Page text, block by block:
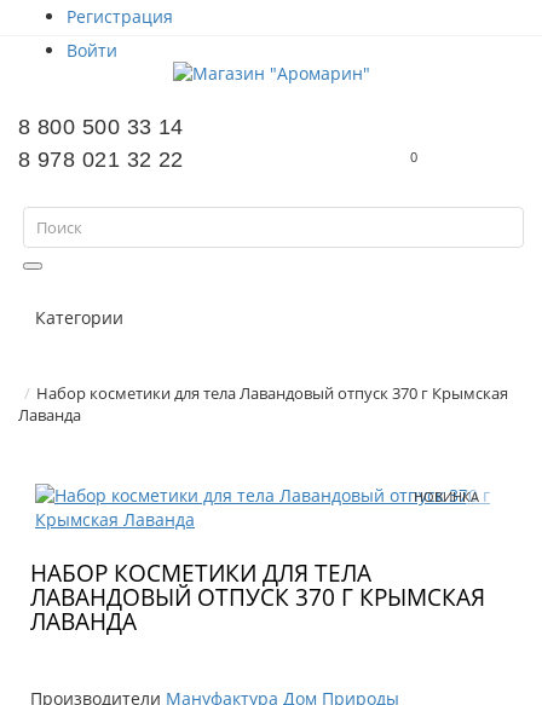
Регистрация
Войти
8 800 500 33 14
8 978 021 32 22
0
Категории
Набор косметики для тела Лавандовый отпуск 370 г Крымская
Лаванда
НОВИНКА
НАБОР КОСМЕТИКИ ДЛЯ ТЕЛА
ЛАВАНДОВЫЙ ОТПУСК 370 Г КРЫМСКАЯ
ЛАВАНДА
Производители Мануфактура Дом Природы